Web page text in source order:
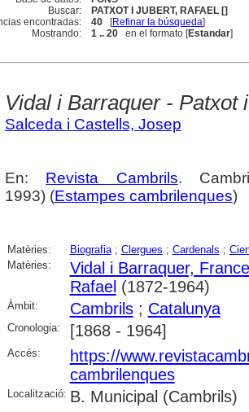
Buscar:
PATXOT I JUBERT, RAFAEL []
encontradas:
40 [Refinar la búsqueda]
Mostrando:
1 .. 20 en el formato [Estandar]
Vidal i Barraquer - Patxot
Salceda i Castells, Josep
En: Revista Cambrils.
1993) (Estampes cambrilenques)
Matèries: Biografia; Clergues ; Cardenals ;
Matèries:
Vidal i Barraquer,
Rafael (1872-1964)
Àmbit: Cambrils; Catalunya
Cronologia: [1868 - 1964]
Accés:
https://
cambrilenques
Localització: B. Municipal (Cambrils)